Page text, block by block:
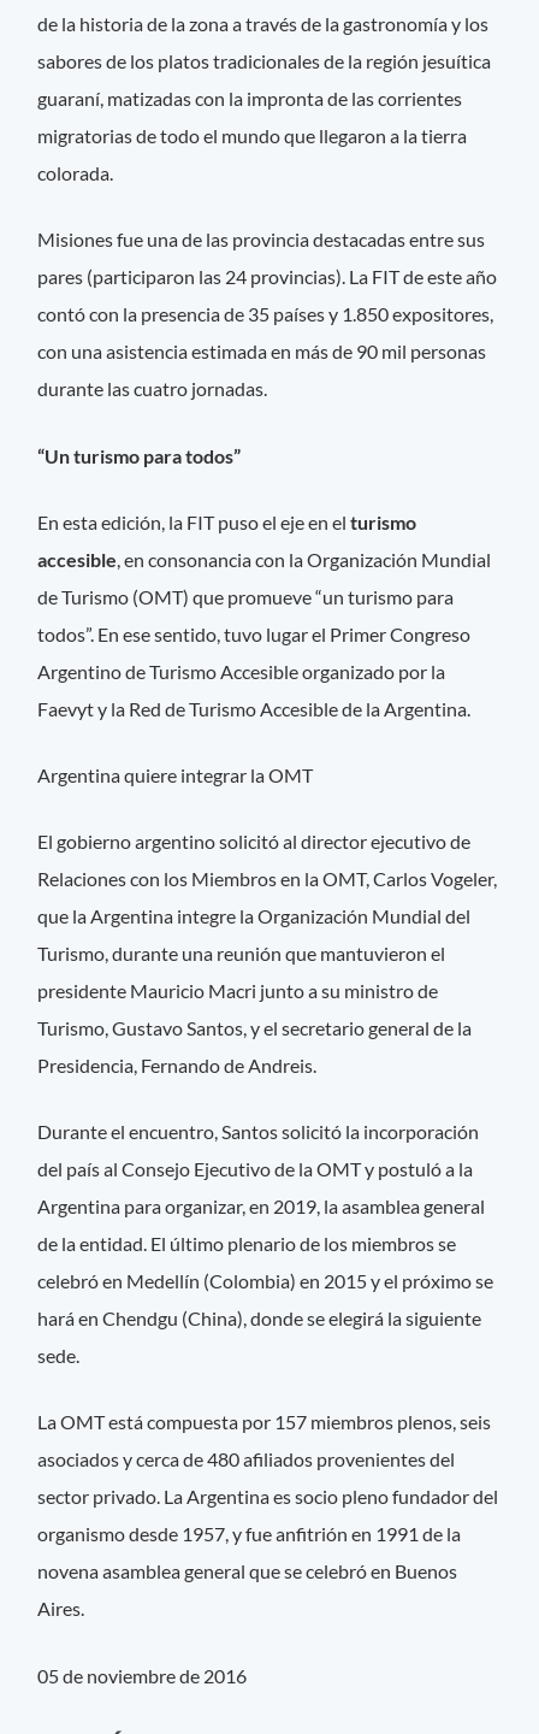
de la historia de la zona a través de la gastronomía y los
sabores de los platos tradicionales de la región jesuítica
guaraní, matizadas con la impronta de las corrientes
migratorias de todo el mundo que llegaron a la tierra
colorada.
Misiones fue una de las provincia destacadas entre sus
pares (participaron las 24 provincias). La FIT de este año
contó con la presencia de 35 países y 1.850 expositores,
con una asistencia estimada en más de 90 mil personas
durante las cuatro jornadas.
“Un turismo para todos”
En esta edición, la FIT puso el eje en el turismo
accesible , en consonancia con la Organización Mundial
de Turismo (OMT) que promueve “un turismo para
todos”. En ese sentido, tuvo lugar el Primer Congreso
Argentino de Turismo Accesible organizado por la
Faevyt y la Red de Turismo Accesible de la Argentina.
Argentina quiere integrar la OMT
El gobierno argentino solicitó al director ejecutivo de
Relaciones con los Miembros en la OMT, Carlos Vogeler,
que la Argentina integre la Organización Mundial del
Turismo, durante una reunión que mantuvieron el
presidente Mauricio Macri junto a su ministro de
Turismo, Gustavo Santos, y el secretario general de la
Presidencia, Fernando de Andreis.
Durante el encuentro, Santos solicitó la incorporación
del país al Consejo Ejecutivo de la OMT y postuló a la
Argentina para organizar, en 2019, la asamblea general
de la entidad. El último plenario de los miembros se
celebró en Medellín (Colombia) en 2015 y el próximo se
hará en Chendgu (China), donde se elegirá la siguiente
sede.
La OMT está compuesta por 157 miembros plenos, seis
asociados y cerca de 480 afiliados provenientes del
sector privado. La Argentina es socio pleno fundador del
organismo desde 1957, y fue anfitrión en 1991 de la
novena asamblea general que se celebró en Buenos
Aires.
05 de noviembre de 2016